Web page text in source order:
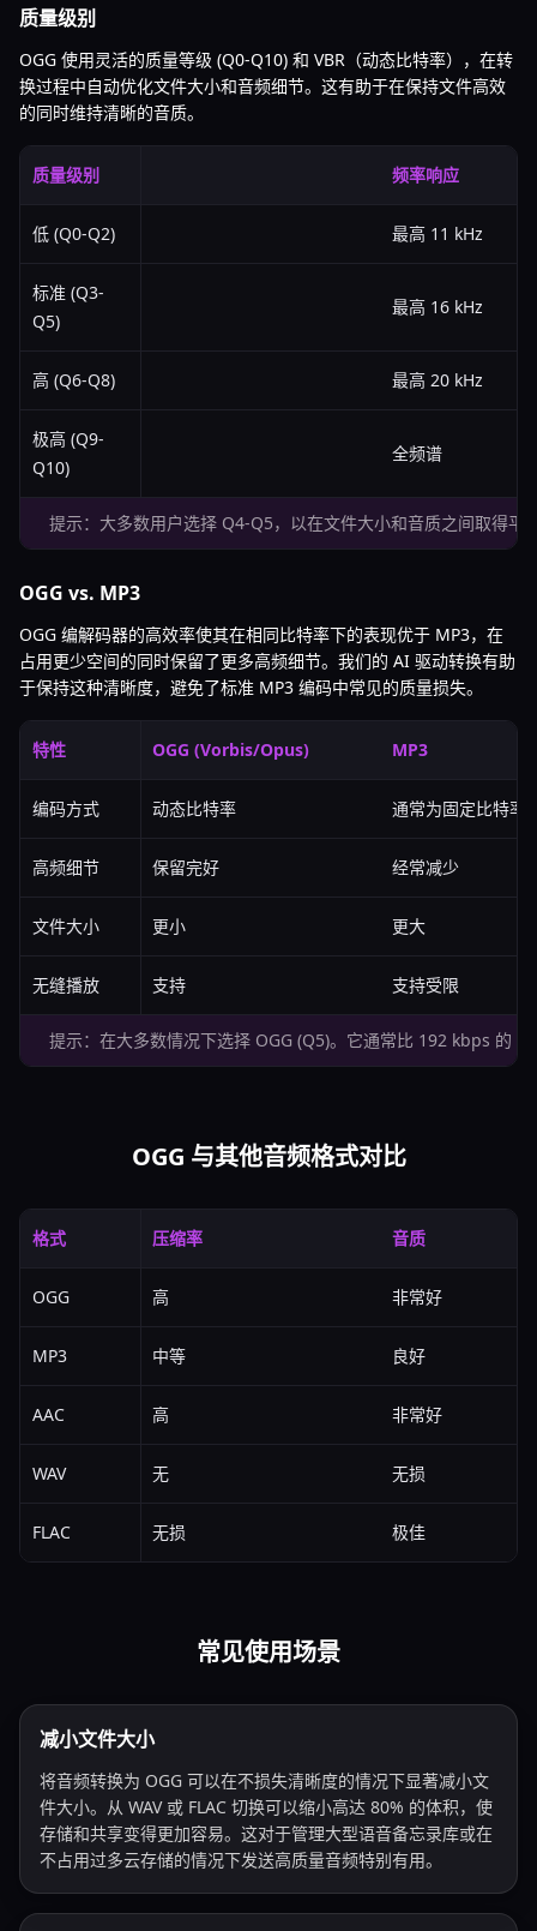
质量级别
OGG 使用灵活的质量等级 (Q0-Q10) 和 VBR（动态比特率），在转
换过程中自动优化文件大小和音频细节。这有助于在保持文件高效
的同时维持清晰的音质。
质量级别 频率响应
低 (Q0-Q2) 最高 11 kHz
标准 (Q3-
Q5)
最高 16 kHz
高 (Q6-Q8) 最高 20 kHz
极高 (Q9-
Q10)
全频谱
提示：大多数用户选择 Q4-Q5，以在文件大小和音质之间取得平
OGG vs. MP3
OGG 编解码器的高效率使其在相同比特率下的表现优于 MP3，在
占用更少空间的同时保留了更多高频细节。我们的 AI 驱动转换有助
于保持这种清晰度，避免了标准 MP3 编码中常见的质量损失。
特性 OGG (Vorbis/Opus) MP3
编码方式 动态比特率 通常为固定比特率
高频细节 保留完好 经常减少
文件大小 更小 更大
无缝播放 支持 支持受限
提示：在大多数情况下选择 OGG (Q5)。它通常比 192 kbps 的
OGG 与其他音频格式对比
格式 压缩率 音质
OGG 高 非常好
MP3 中等 良好
AAC 高 非常好
WAV 无 无损
FLAC 无损 极佳
常见使用场景
减小文件大小
将音频转换为 OGG 可以在不损失清晰度的情况下显著减小文
件大小。从 WAV 或 FLAC 切换可以缩小高达 80% 的体积，使
存储和共享变得更加容易。这对于管理大型语音备忘录库或在
不占用过多云存储的情况下发送高质量音频特别有用。